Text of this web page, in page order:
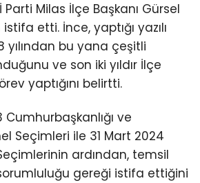
Parti Milas İlçe Başkanı Gürsel
etti. İnce, yaptığı yazılı
yılından bu yana çeşitli
ve son iki yıldır İlçe
yaptığını belirtti.
ve
Seçimleri ile 31 Mart 2024
ardından, temsil
gereği istifa ettiğini